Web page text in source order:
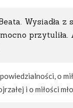
Wysiadła z
o
i o miłości